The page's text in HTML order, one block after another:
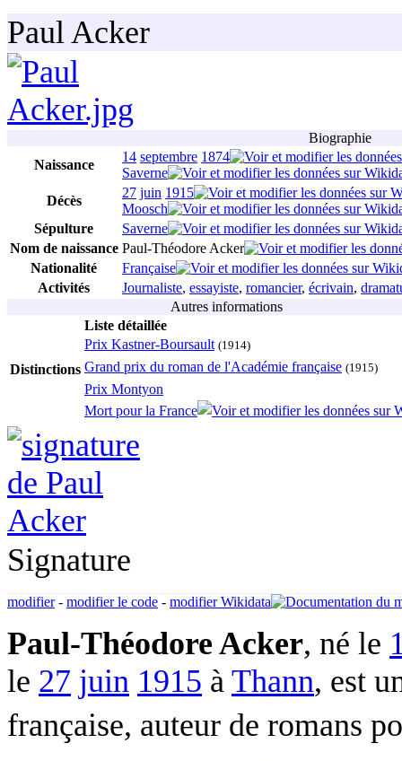
Paul Acker
Biographie
Naissance
14 septembre 1874
Saverne
Décès
27 juin 1915
Moosch
Sépulture
Saverne
Nom de naissance Paul-Théodore Acker
Nationalité
Française
Activités
Journaliste, essayiste, romancier, écrivain,
Autres informations
Distinctions
Liste détaillée
Prix Kastner-Boursault (1914)
Grand prix du roman de l'Académie française (1915)
Prix Montyon
Mort pour la France
Signature
modifier- modifier le code - modifier Wikidata
Paul-Théodore Acker, né le
le 27 juin 1915 à Thann, est
française, auteur de romans